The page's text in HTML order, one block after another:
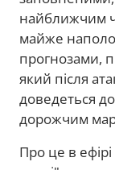
найближчим
майже
прогнозами,
який після
доведеться
дорожчим
Про це в